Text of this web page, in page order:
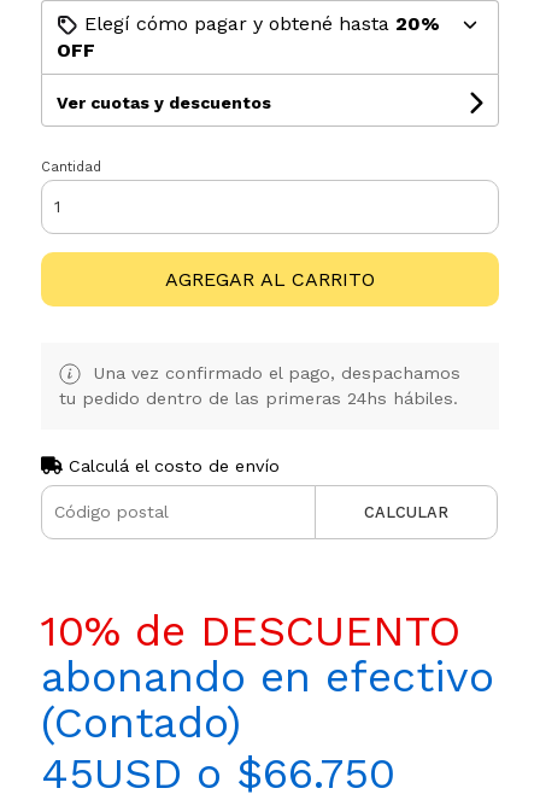
Elegí cómo pagar y obtené hasta 20%
OFF
Ver cuotas y descuentos
Cantidad
AGREGAR AL CARRITO
Una vez confirmado el pago, despachamos
tu pedido dentro de las primeras 24hs hábiles.
Calculá el costo de envío
CALCULAR
10% de DESCUENTO
abonando en efectivo
(Contado)
45USD o $66.750